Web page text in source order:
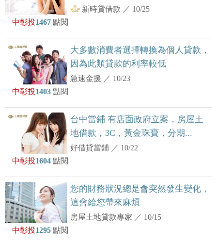
新時貸借款 ／ 10/25
中彰投1467 點閱
大多數消費者選擇轉換為個人貸款，
因為此類貸款的利率較低
急速金援 ／ 10/23
中彰投1403 點閱
台中當鋪 有店面政府立案，房屋土
地借款，3C，黃金珠寶，分期...
好借貸當鋪 ／ 10/22
中彰投1604 點閱
您的財務狀況總是會突然發生變化，
這會給您帶來麻煩
房屋土地貸款專家 ／ 10/15
中彰投1295 點閱